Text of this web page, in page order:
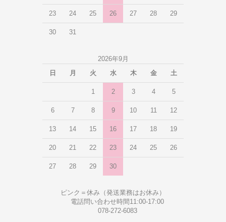
23 24 25 26 27 28 29
30 31
2026年9月
日
月 火 水 木 金 土
1 2 3 4 5
6 7 8 9 10 11 12
13 14 15 16 17 18 19
20 21 22 23 24 25 26
27 28 29 30
ピンク＝休み（発送業務はお休み）
電話問い合わせ時間11:00-17:00
078-272-6083